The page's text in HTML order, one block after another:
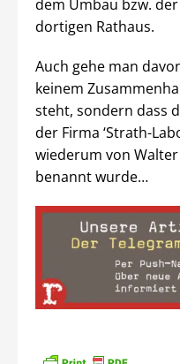
dem Umbau bzw.
dortigen Rathaus.
Auch gehe man
keinem
steht, sondern dass
der Firma ‘Strath-
wiederum von
benannt wurde…